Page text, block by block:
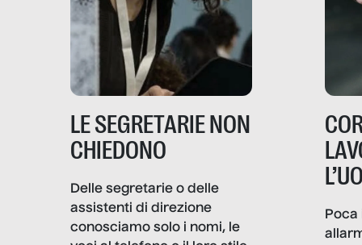
LE SEGRETARIE NON
CHIEDONO
Delle segretarie o delle
assistenti di direzione
conosciamo solo i nomi, le
Poca